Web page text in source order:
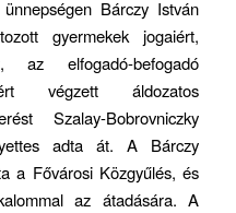
Bárczy István
gyermekek jogaiért,
az elfogadó-befogadó
végzett áldozatos
Szalay-Bobrovniczky
adta át. A Bárczy
a Fővárosi Közgyűlés, és
az átadására. A